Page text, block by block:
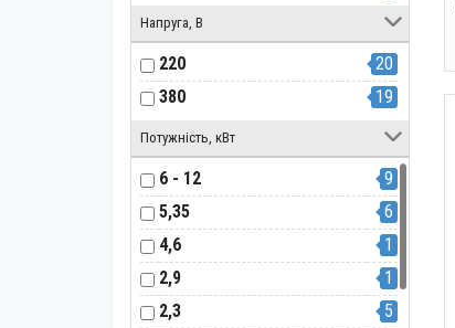
Напруга, В
220
20
380
19
Потужність, кВт
6 - 12
9
5,35
6
4,6
1
2,9
1
2,3
5